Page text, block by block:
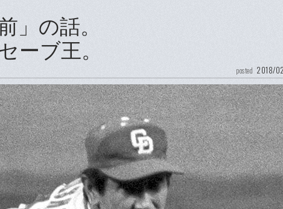
」の話。
ーブ王。
posted 2018/